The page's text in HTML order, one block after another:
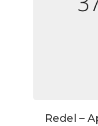
Redel –